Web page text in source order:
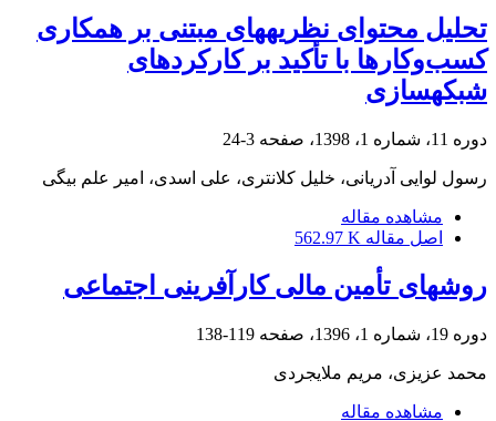
تحلیل محتوای نظریه‎های مبتنی بر همکاری
کسب‌وکارها با تأکید بر کارکردهای
شبکه‎سازی
دوره 11، شماره 1، 1398، صفحه 3-24
رسول لوایی آدریانی، خلیل کلانتری، علی اسدی، امیر علم بیگی
مشاهده مقاله
اصل مقاله 562.97 K
روش‎های تأمین مالی کارآفرینی اجتماعی
دوره 19، شماره 1، 1396، صفحه 119-138
محمد عزیزی، مریم ملایجردی
مشاهده مقاله